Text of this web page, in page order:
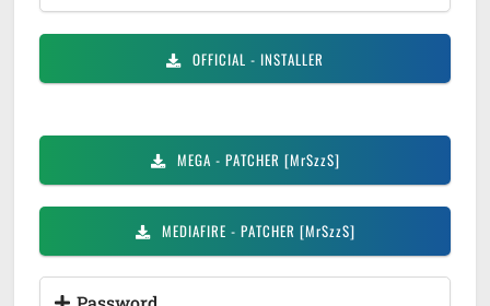
OFFICIAL - INSTALLER
MEGA - PATCHER [MrSzzS]
MEDIAFIRE - PATCHER [MrSzzS]